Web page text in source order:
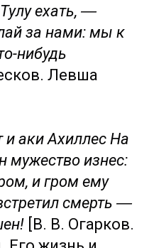
ехать, ―
за нами: мы к
нибудь
Левша
и аки Ахиллес На
мужество изнес:
и гром ему
смерть ―
[В. В. Огарков.